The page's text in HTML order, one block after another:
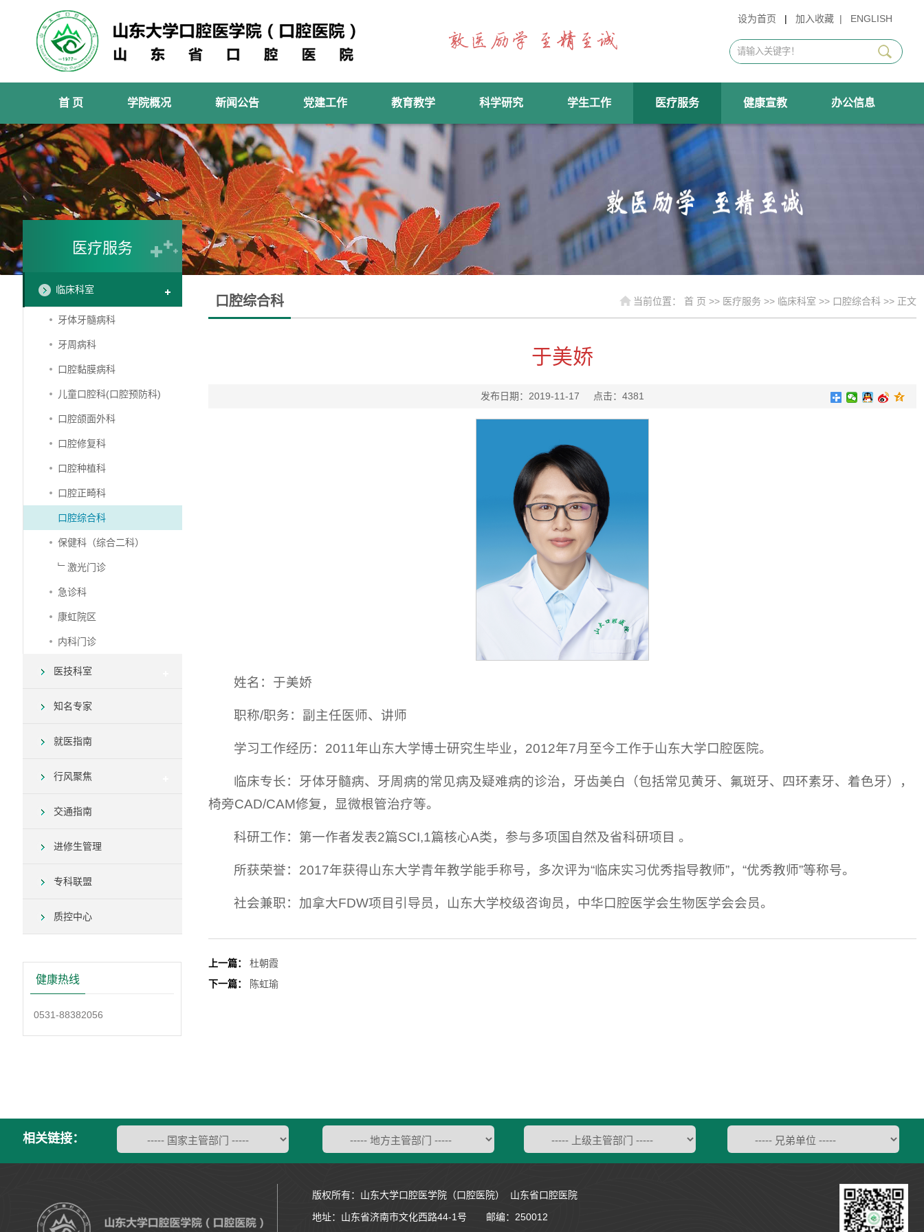
设为首页 | 加入收藏 | ENGLISH
首 页 学院概况 新闻公告 党建工作 教育教学 科学研究 学生工作 医疗服务 健康宣教 办公信息
医疗服务
临床科室
牙体牙髓病科
牙周病科
口腔黏膜病科
儿童口腔科(口腔预防科)
口腔颌面外科
口腔修复科
口腔种植科
口腔正畸科
口腔综合科
保健科（综合二科）
﹂激光门诊
急诊科
康虹院区
内科门诊
医技科室
知名专家
就医指南
行风聚焦
交通指南
进修生管理
专科联盟
质控中心
健康热线
0531-88382056
口腔综合科 当前位置： 首 页 >> 医疗服务 >> 临床科室 >> 口腔综合科 >> 正文
于美娇
发布日期：2019-11-17 点击： 4381
姓名：于美娇
职称/职务：副主任医师、讲师
学习工作经历：2011年山东大学博士研究生毕业，2012年7月至今工作于山东大学口腔医院。
临床专长：牙体牙髓病、牙周病的常见病及疑难病的诊治，牙齿美白（包括常见黄牙、氟斑牙、四环素牙、着色牙），
椅旁CAD/CAM修复，显微根管治疗等。
科研工作：第一作者发表2篇SCI,1篇核心A类，参与多项国自然及省科研项目 。
所获荣誉：2017年获得山东大学青年教学能手称号，多次评为“临床实习优秀指导教师”，“优秀教师”等称号。
社会兼职：加拿大FDW项目引导员，山东大学校级咨询员，中华口腔医学会生物医学会会员。
上一篇：
杜朝霞
下一篇：
陈虹瑜
相关链接：
版权所有：山东大学口腔医学院（口腔医院） 山东省口腔医院
地址： 山东省济南市文化西路44-1号 邮编：250012